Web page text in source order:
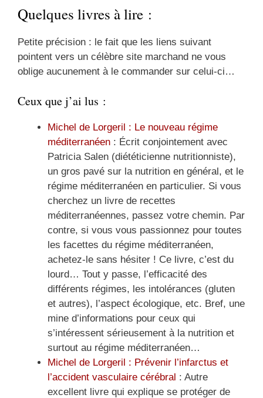
Quelques livres à lire :
Petite précision : le fait que les liens suivant
pointent vers un célèbre site marchand ne vous
oblige aucunement à le commander sur celui-ci…
Ceux que j’ai lus :
Michel de Lorgeril : Le nouveau régime
méditerranéen : Écrit conjointement avec
Patricia Salen (diététicienne nutritionniste),
un gros pavé sur la nutrition en général, et le
régime méditerranéen en particulier. Si vous
cherchez un livre de recettes
méditerranéennes, passez votre chemin. Par
contre, si vous vous passionnez pour toutes
les facettes du régime méditerranéen,
achetez-le sans hésiter ! Ce livre, c’est du
lourd… Tout y passe, l’efficacité des
différents régimes, les intolérances (gluten
et autres), l’aspect écologique, etc. Bref, une
mine d’informations pour ceux qui
s’intéressent sérieusement à la nutrition et
surtout au régime méditerranéen…
Michel de Lorgeril : Prévenir l’infarctus et
l’accident vasculaire cérébral : Autre
excellent livre qui explique se protéger de